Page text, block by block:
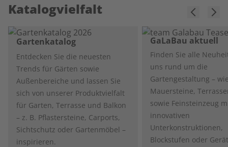
Katalogvielfalt
Gartenkatalog
Entdecken Sie die neuesten
Trends für Gärten sowie
Außenbereiche und lassen Sie
sich von unserer Produktvielfalt
für Garten, Terrasse und Balkon
– z. B. Pflastersteine, Carports,
Sichtschutz oder Gartenmöbel –
inspirieren.
GaLaBau aktuell
Finden Sie alle
uns rund um die
Gartengestaltung –
Mauersteine,
sowie Feinsteinzeug
innovativen
Unterkonstruktionen,
Blockstufen oder